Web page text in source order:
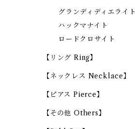
グランディディエライト
ハックマナイト
ロードクロサイト
【リング Ring】
【ネックレス Necklace】
【ピアス Pierce】
【その他 Others】